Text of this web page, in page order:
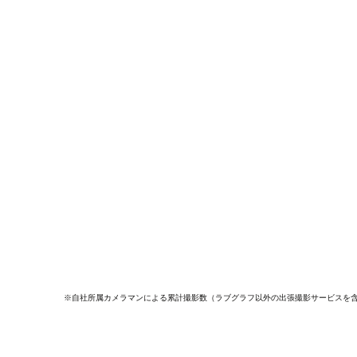
※自社所属カメラマンによる累計撮影数（ラブグラフ以外の出張撮影サービスを